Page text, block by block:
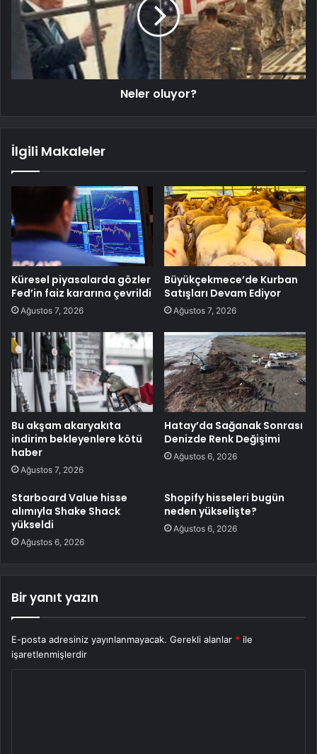
Neler oluyor?
İlgili Makaleler
Küresel piyasalarda gözler
Fed’in faiz kararına çevrildi
Ağustos 7, 2026
Büyükçekmece’de Kurban
Satışları Devam Ediyor
Ağustos 7, 2026
Bu akşam akaryakıta
indirim bekleyenlere kötü
haber
Ağustos 7, 2026
Hatay’da Sağanak Sonrası
Denizde Renk Değişimi
Ağustos 6, 2026
Starboard Value hisse
alımıyla Shake Shack
yükseldi
Ağustos 6, 2026
Shopify hisseleri bugün
neden yükselişte?
Ağustos 6, 2026
Bir yanıt yazın
E-posta adresiniz yayınlanmayacak. Gerekli alanlar * ile
işaretlenmişlerdir